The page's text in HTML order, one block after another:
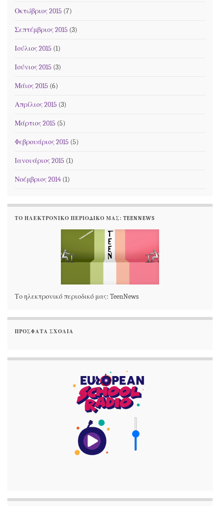
Οκτώβριος 2015 (7)
Σεπτέμβριος 2015 (3)
Ιούλιος 2015 (1)
Ιούνιος 2015 (3)
Μάιος 2015 (6)
Απρίλιος 2015 (3)
Μάρτιος 2015 (5)
Φεβρουάριος 2015 (5)
Ιανουάριος 2015 (1)
Νοέμβριος 2014 (1)
ΤΟ ΗΛΕΚΤΡΟΝΙΚΌ ΠΕΡΙΟΔΙΚΌ ΜΑΣ: TEENNEWS
Το ηλεκτρονικό περιοδικό μας: TeenNews
ΠΡΌΣΦΑΤΑ ΣΧΌΛΙΑ